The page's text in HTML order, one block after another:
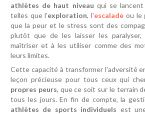
athlètes de haut niveau qui se
telles que l’exploration, l'escalade ou le
que la peur et le stress sont des
plutôt que de les laisser les
maîtriser et à les utiliser comme des
leurs limites.
Cette capacité à transformer l'adversité
leçon précieuse pour tous ceux qui
propres peurs, que ce soit sur le terrain
tous les jours. En fin de compte, la
athlètes de sports individuels est